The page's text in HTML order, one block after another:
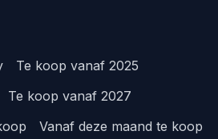
Te koop vanaf 2025
Te koop vanaf 2027
Vanaf deze maand te koop